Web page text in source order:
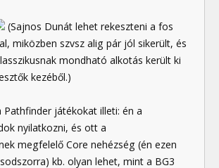
(Sajnos Dunát lehet rekeszteni a fos
miközben szvsz alig pár jól sikerült, és
mondható alkotás került ki
kezéből.)
Pathfinder játékokat illeti: én a
nyilatkozni, és ott a
megfelelő Core nehézség (én ezen
kb. olyan lehet, mint a BG3